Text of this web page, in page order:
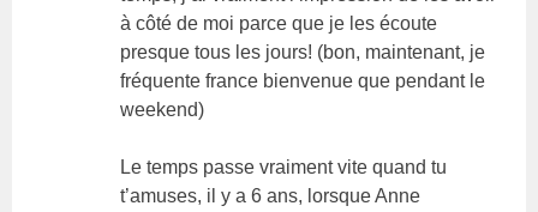
à côté de moi parce que je les écoute
presque tous les jours! (bon, maintenant, je
fréquente france bienvenue que pendant le
weekend)
Le temps passe vraiment vite quand tu
t’amuses, il y a 6 ans, lorsque Anne